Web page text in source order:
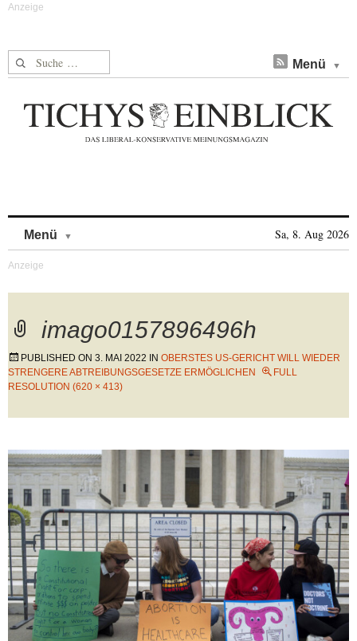
Suche nach: Menü
Menü Sa, 8. Aug 2026
imago0157896496h
PUBLISHED ON 3. MAI 2022 IN OBERSTES US-GERICHT WILL WIEDER
STRENGERE ABTREIBUNGSGESETZE ERMÖGLICHEN
FULL
RESOLUTION (620 × 413)